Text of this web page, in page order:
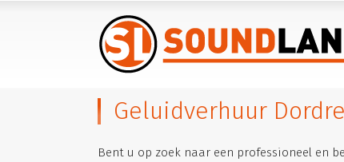
Geluidverhuur
Bent u op zoek naar een professioneel en